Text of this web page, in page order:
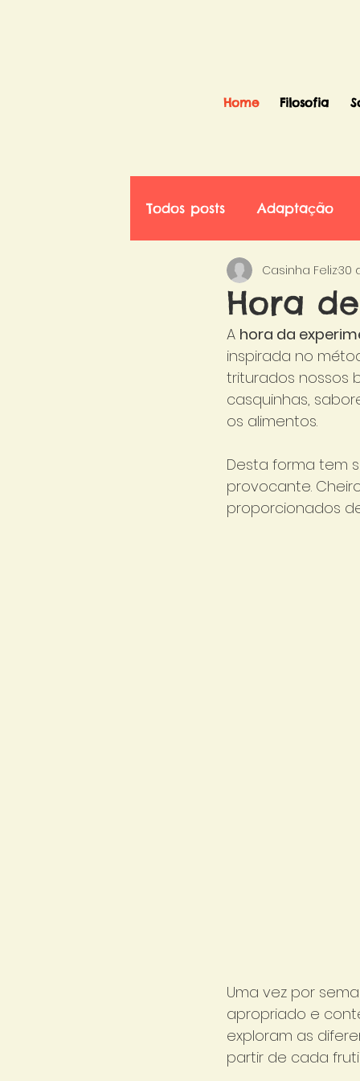
Home Filosofia
Todos posts Adaptação
Hora
Casinha Feliz30
A hora da
inspirada no
triturados nossos
casquinhas,
os alimentos.
Desta forma tem
provocante.
proporcionados
Uma vez por
apropriado e
exploram as
partir de cada